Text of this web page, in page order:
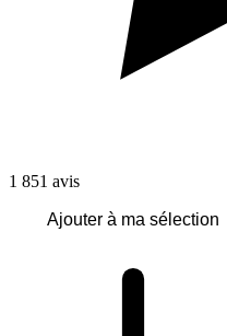
1 851 avis
Ajouter à ma sélection